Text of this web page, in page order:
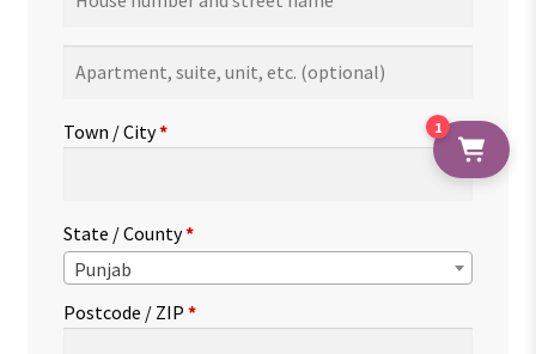
suite,
etc.(optional)
Town / City*
State / County*
Punjab
Postcode / ZIP *
1